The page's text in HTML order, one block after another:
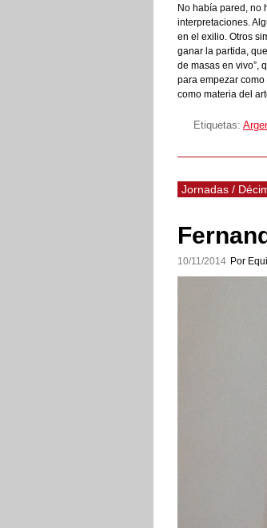
No había pared, no
interpretaciones.
en el exilio. Otros
ganar la partida,
de masas en vivo”,
para empezar
como materia del
Etiquetas:
Jornadas /
10/11/2014 Por